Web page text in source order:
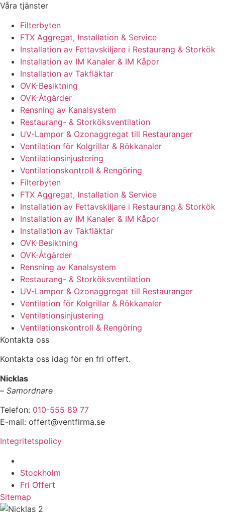
Våra tjänster
Filterbyten
FTX Aggregat, Installation & Service
Installation av Fettavskiljare i Restaurang & Storkök
Installation av IM Kanaler & IM Kåpor
Installation av Takfläktar
OVK-Besiktning
OVK-Åtgärder
Rensning av Kanalsystem
Restaurang- & Storköksventilation
UV-Lampor & Ozonaggregat till Restauranger
Ventilation för Kolgrillar & Rökkanaler
Ventilationsinjustering
Ventilationskontroll & Rengöring
Filterbyten
FTX Aggregat, Installation & Service
Installation av Fettavskiljare i Restaurang & Storkök
Installation av IM Kanaler & IM Kåpor
Installation av Takfläktar
OVK-Besiktning
OVK-Åtgärder
Rensning av Kanalsystem
Restaurang- & Storköksventilation
UV-Lampor & Ozonaggregat till Restauranger
Ventilation för Kolgrillar & Rökkanaler
Ventilationsinjustering
Ventilationskontroll & Rengöring
Kontakta oss
Kontakta oss idag för en fri offert.
Nicklas
– Samordnare
Telefon: 010-555 89 77
E-mail: offert@ventfirma.se
Integritetspolicy
Stockholm
Fri Offert
Sitemap